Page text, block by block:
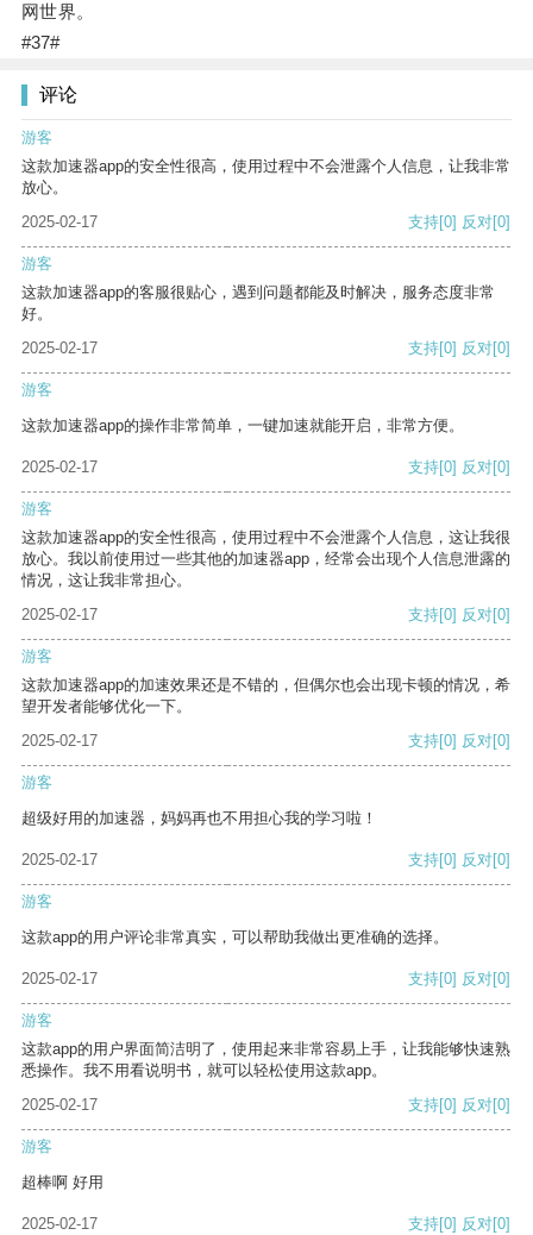
网世界。
#37#
评论
游客
这款加速器app的安全性很高，使用过程中不会泄露个人信息，让我非常
放心。
2025-02-17
支持[0] 反对[0]
游客
这款加速器app的客服很贴心，遇到问题都能及时解决，服务态度非常
好。
2025-02-17
支持[0] 反对[0]
游客
这款加速器app的操作非常简单，一键加速就能开启，非常方便。
2025-02-17 支持[0] 反对[0]
游客
这款加速器app的安全性很高，使用过程中不会泄露个人信息，这让我很
放心。我以前使用过一些其他的加速器app，经常会出现个人信息泄露的
情况，这让我非常担心。
2025-02-17
支持[0] 反对[0]
游客
这款加速器app的加速效果还是不错的，但偶尔也会出现卡顿的情况，希
望开发者能够优化一下。
2025-02-17
支持[0] 反对[0]
游客
超级好用的加速器，妈妈再也不用担心我的学习啦！
2025-02-17 支持[0] 反对[0]
游客
这款app的用户评论非常真实，可以帮助我做出更准确的选择。
2025-02-17 支持[0] 反对[0]
游客
这款app的用户界面简洁明了，使用起来非常容易上手，让我能够快速熟
悉操作。我不用看说明书，就可以轻松使用这款app。
2025-02-17
支持[0] 反对[0]
游客
超棒啊 好用
2025-02-17 支持[0] 反对[0]